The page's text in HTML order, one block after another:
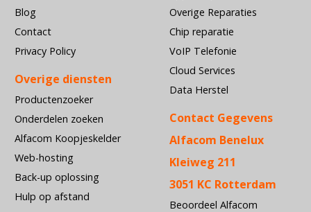
Blog
Contact
Privacy Policy
Overige Reparaties
Chip reparatie
VoIP Telefonie
Cloud Services
Data Herstel
Overige diensten
Productenzoeker
Onderdelen zoeken
Alfacom Koopjeskelder
Web-hosting
Back-up oplossing
Hulp op afstand
Contact Gegevens
Alfacom Benelux
Kleiweg 211
3051 KC Rotterdam
Beoordeel Alfacom